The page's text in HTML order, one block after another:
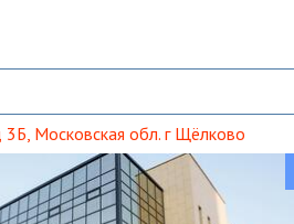
3Б, Московская обл. г Щёлково